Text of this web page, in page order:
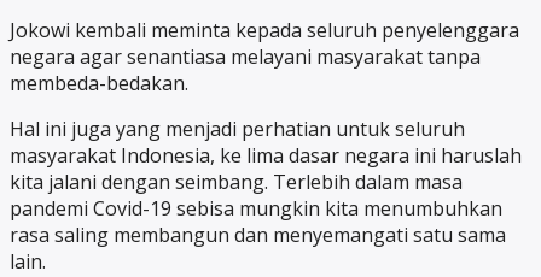
Jokowi kembali meminta kepada seluruh penyelenggara
negara agar senantiasa melayani masyarakat tanpa
membeda-bedakan.
Hal ini juga yang menjadi perhatian untuk seluruh
masyarakat Indonesia, ke lima dasar negara ini haruslah
kita jalani dengan seimbang. Terlebih dalam masa
pandemi Covid-19 sebisa mungkin kita menumbuhkan
rasa saling membangun dan menyemangati satu sama
lain.